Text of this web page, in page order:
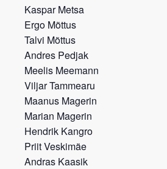
Kaspar Metsa
Ergo Mõttus
Talvi Mõttus
Andres Pedjak
Meelis Meemann
Viljar Tammearu
Maanus Magerin
Marian Magerin
Hendrik Kangro
Priit Veskimäe
Andras Kaasik